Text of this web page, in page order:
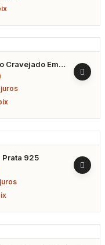
Cravejado Em
Prata 925